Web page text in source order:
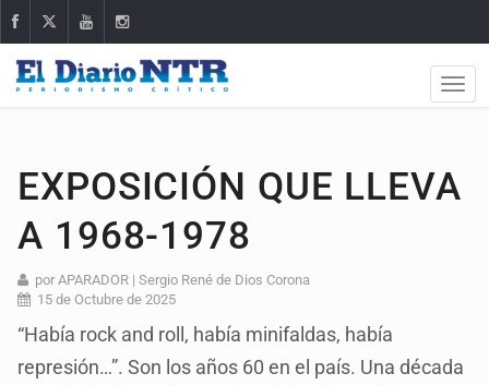
EXPOSICIÓN QUE LLEVA
A 1968-1978
por APARADOR | Sergio René de Dios Corona
15 de Octubre de 2025
“Había rock and roll, había minifaldas, había
represión…”. Son los años 60 en el país. Una década